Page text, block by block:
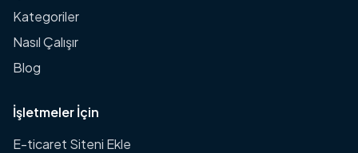
Kategoriler
Nasıl Çalışır
Blog
İşletmeler İçin
E-ticaret Siteni Ekle